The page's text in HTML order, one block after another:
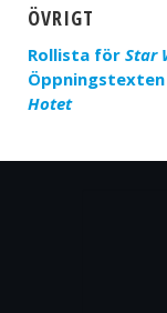
ÖVRIGT
Rollista för Star
Hotet